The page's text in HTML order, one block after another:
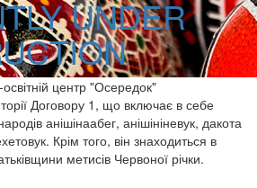
UNDER
центр "Осередок"
Договору 1, що включає в себе
анішінаабег, анішініневук, дакота
Крім того, він знаходиться в
метисів Червоної річки.